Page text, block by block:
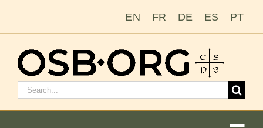
EN FR DE ES PT
Cerca: